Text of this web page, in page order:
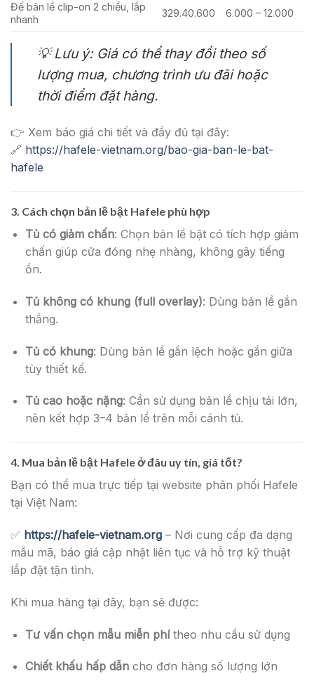
Đế bản lề clip-on 2 chiều, lắp
nhanh
329.40.600 6.000 – 12.000
💡Lưu ý: Giá có thể thay đổi theo số
lượng mua, chương trình ưu đãi hoặc
thời điểm đặt hàng.
👉 Xem báo giá chi tiết và đầy đủ tại đây:
🔗 https://hafele-vietnam.org/bao-gia-ban-le-bat-
hafele
3. Cách chọn bản lề bật Hafele phù hợp
Tủ có giảm chấn: Chọn bản lề bật có tích hợp giảm
chấn giúp cửa đóng nhẹ nhàng, không gây tiếng
ồn.
Tủ không có khung (full overlay): Dùng bản lề gắn
thẳng.
Tủ có khung: Dùng bản lề gắn lệch hoặc gắn giữa
tùy thiết kế.
Tủ cao hoặc nặng: Cần sử dụng bản lề chịu tải lớn,
nên kết hợp 3–4 bản lề trên mỗi cánh tủ.
4. Mua bản lề bật Hafele ở đâu uy tín, giá tốt?
Bạn có thể mua trực tiếp tại website phân phối Hafele
tại Việt Nam:
✅ https://hafele-vietnam.org – Nơi cung cấp đa dạng
mẫu mã, báo giá cập nhật liên tục và hỗ trợ kỹ thuật
lắp đặt tận tình.
Khi mua hàng tại đây, bạn sẽ được:
Tư vấn chọn mẫu miễn phítheo nhu cầu sử dụng
Chiết khấu hấp dẫncho đơn hàng số lượng lớn